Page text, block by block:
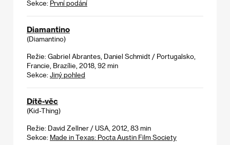
Sekce: První podání
Diamantino
(Diamantino)
Režie: Gabriel Abrantes, Daniel Schmidt / Portugalsko,
Francie, Brazílie, 2018, 92 min
Sekce: Jiný pohled
Dítě-věc
(Kid-Thing)
Režie: David Zellner / USA, 2012, 83 min
Sekce: Made in Texas: Pocta Austin Film Society